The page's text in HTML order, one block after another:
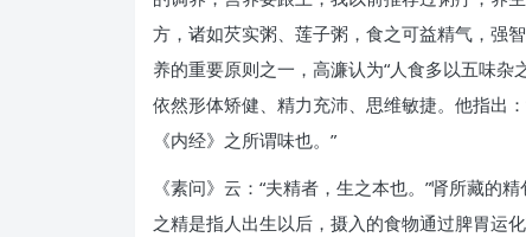
方，诸如芡实粥、莲子粥，食之可益精气，强
养的重要原则之一，高濂认为“人食多以五味
依然形体矫健、精力充沛、思维敏捷。他指出
《内经》之所谓味也。”
《素问》云：“夫精者，生之本也。”肾所藏的
之精是指人出生以后，摄入的食物通过脾胃运